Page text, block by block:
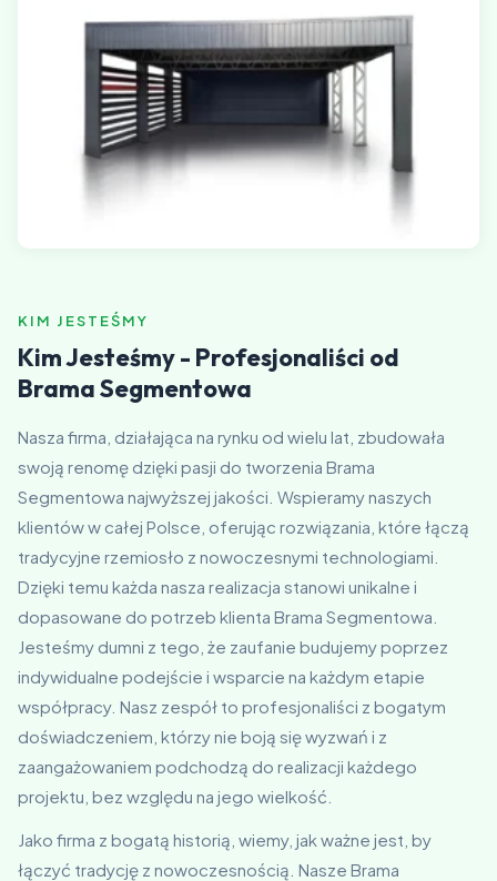
KIM JESTEŚMY
Kim Jesteśmy - Profesjonaliści od
Brama Segmentowa
Nasza firma, działająca na rynku od wielu lat, zbudowała
swoją renomę dzięki pasji do tworzenia Brama
Segmentowa najwyższej jakości. Wspieramy naszych
klientów w całej Polsce, oferując rozwiązania, które łączą
tradycyjne rzemiosło z nowoczesnymi technologiami.
Dzięki temu każda nasza realizacja stanowi unikalne i
dopasowane do potrzeb klienta Brama Segmentowa.
Jesteśmy dumni z tego, że zaufanie budujemy poprzez
indywidualne podejście i wsparcie na każdym etapie
współpracy. Nasz zespół to profesjonaliści z bogatym
doświadczeniem, którzy nie boją się wyzwań i z
zaangażowaniem podchodzą do realizacji każdego
projektu, bez względu na jego wielkość.
Jako firma z bogatą historią, wiemy, jak ważne jest, by
łączyć tradycję z nowoczesnością. Nasze Brama